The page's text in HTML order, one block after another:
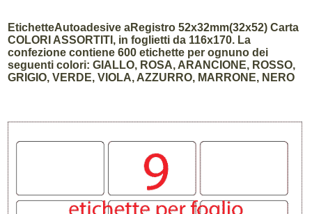
EtichetteAutoadesive aRegistro 52x32mm(32x52) Carta
COLORI ASSORTITI, in foglietti da 116x170. La
confezione contiene 600 etichette per ognuno dei
seguenti colori: GIALLO, ROSA, ARANCIONE, ROSSO,
GRIGIO, VERDE, VIOLA, AZZURRO, MARRONE, NERO